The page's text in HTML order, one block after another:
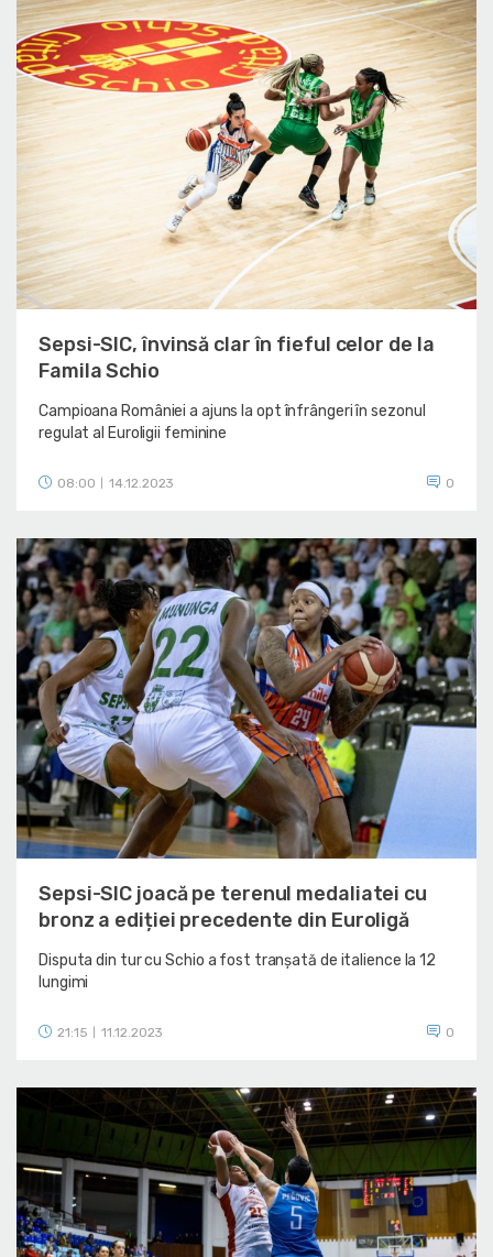
Sepsi-SIC, învinsă clar în fieful celor de la
Famila Schio
Campioana României a ajuns la opt înfrângeri în sezonul
regulat al Euroligii feminine
08:00 14.12.2023 0
Sepsi-SIC joacă pe terenul medaliatei cu
bronz a ediției precedente din Euroligă
Disputa din tur cu Schio a fost tranșată de italience la 12
lungimi
21:15 11.12.2023 0